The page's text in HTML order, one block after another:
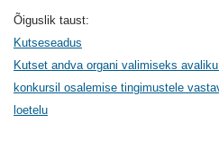
Õiguslik taust:
Kutseseadus
Kutset andva organi valimiseks
konkursil osalemise tingimustele
loetelu